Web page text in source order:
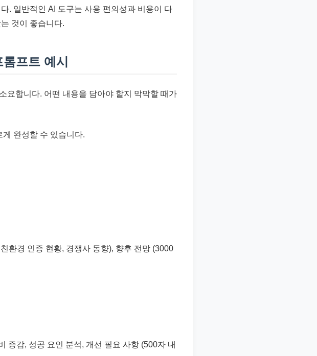
. 일반적인 AI 도구는 사용 편의성과 비용이 다
것이 좋습니다.
프트 예시
요합니다. 어떤 내용을 담아야 할지 막막할 때가
완성할 수 있습니다.
환경 인증 현황, 경쟁사 동향), 향후 전망 (3000
증감, 성공 요인 분석, 개선 필요 사항 (500자 내